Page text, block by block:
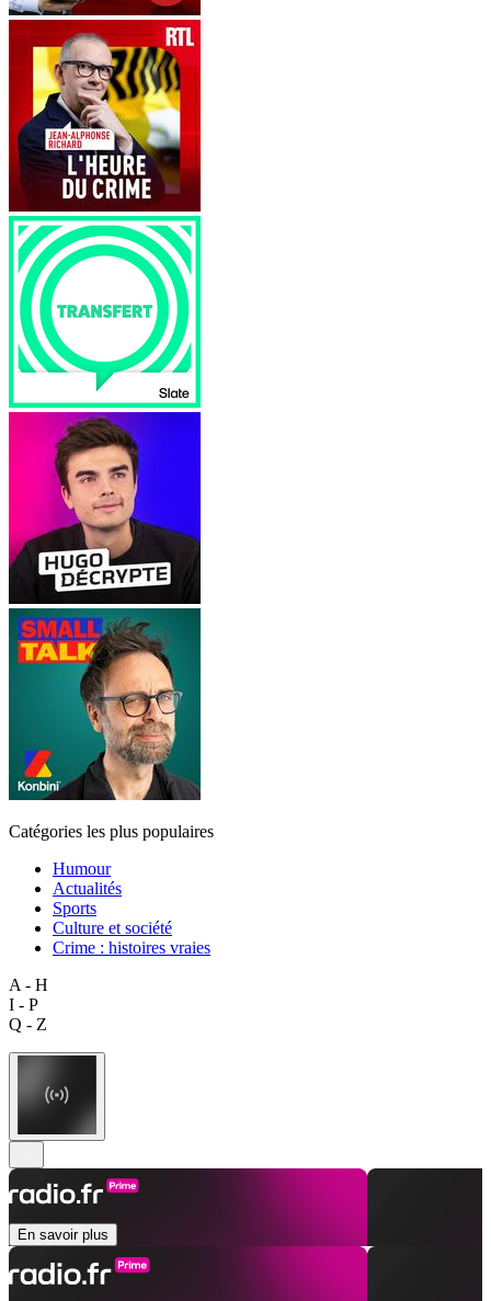
Catégories les plus populaires
Humour
Actualités
Sports
Culture et société
Crime : histoires vraies
A - H
I - P
Q - Z
En savoir plus